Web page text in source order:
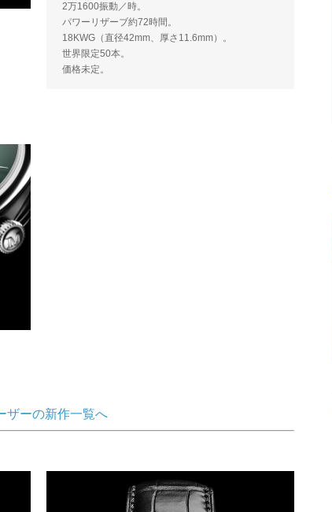
2万1600振動／時。
パワーリザーブ約72時間。
18KWG（直径42mm、厚さ11.6mm）。
世界限定50本。
価格未定。
ザーの新作一覧へ